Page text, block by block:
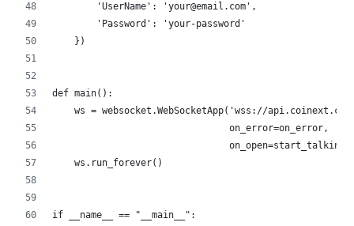
        'UserName': 'your@email.com',
        'Password': 'your-password'
    })
def main():
ws = websocket.WebSocketApp('wss://
                                on_error=on_error,
                                on_open=start_talking)
    ws.run_forever()
if __name__ == "__main__":